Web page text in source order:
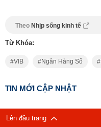
Theo Nhịp sống kinh tế
Từ Khóa:
VIB Ngân Hàng Số
TIN MỚI CẬP NHẬT
Lên đầu trang